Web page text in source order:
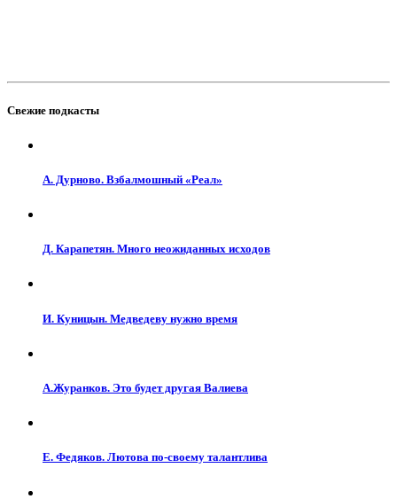
Свежие подкасты
А. Дурново. Взбалмошный «Реал»
Д. Карапетян. Много неожиданных исходов
И. Куницын. Медведеву нужно время
А.Журанков. Это будет другая Валиева
Е. Федяков. Лютова по-своему талантлива